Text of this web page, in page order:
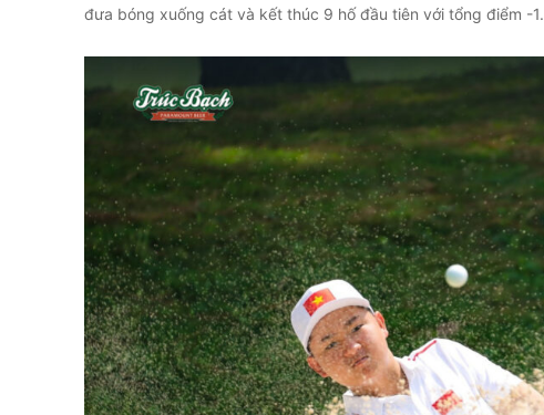
đưa bóng xuống cát và kết thúc 9 hố đầu tiên với tổng điểm -1.